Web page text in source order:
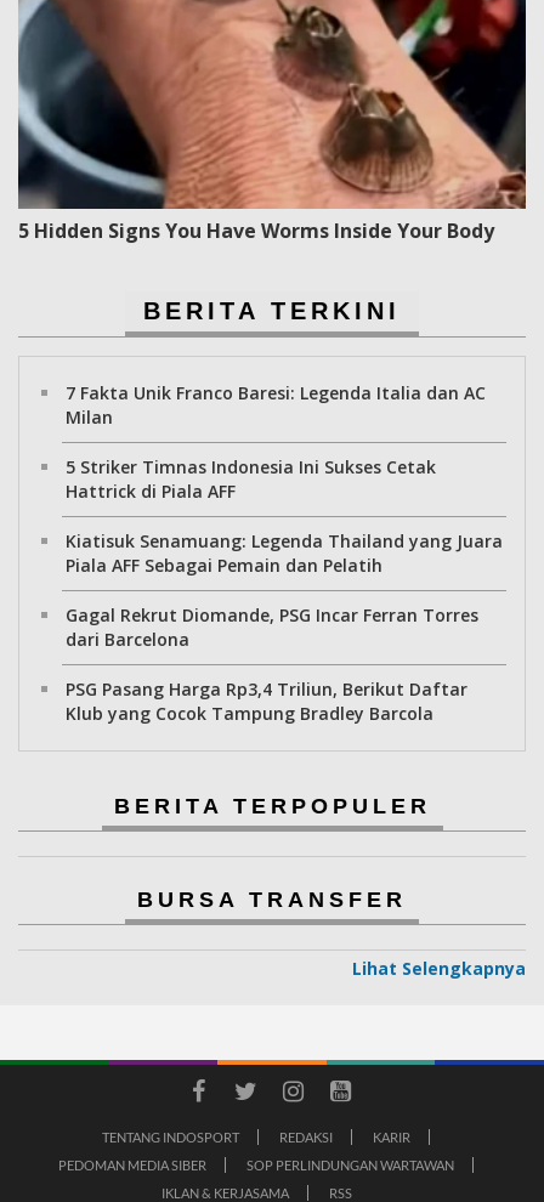
5 Hidden Signs You Have Worms Inside Your Body
BERITA TERKINI
7 Fakta Unik Franco Baresi: Legenda Italia dan AC
Milan
5 Striker Timnas Indonesia Ini Sukses Cetak
Hattrick di Piala AFF
Kiatisuk Senamuang: Legenda Thailand yang Juara
Piala AFF Sebagai Pemain dan Pelatih
Gagal Rekrut Diomande, PSG Incar Ferran Torres
dari Barcelona
PSG Pasang Harga Rp3,4 Triliun, Berikut Daftar
Klub yang Cocok Tampung Bradley Barcola
BERITA TERPOPULER
BURSA TRANSFER
Lihat Selengkapnya
TENTANG INDOSPORT REDAKSI
KARIR
PEDOMAN MEDIA SIBER
SOP PERLINDUNGAN WARTAWAN
IKLAN & KERJASAMA
RSS